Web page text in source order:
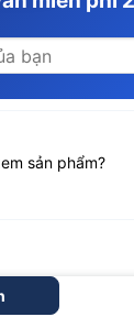
sản phẩm?